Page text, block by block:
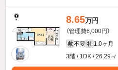
8.65万円
（管理費6,000円）
敷 不要 礼 1.0ヶ月
3階 / 1DK / 26.29㎡